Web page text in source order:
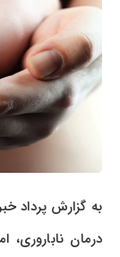
به گزارش پرداد
درمان ناباروری،